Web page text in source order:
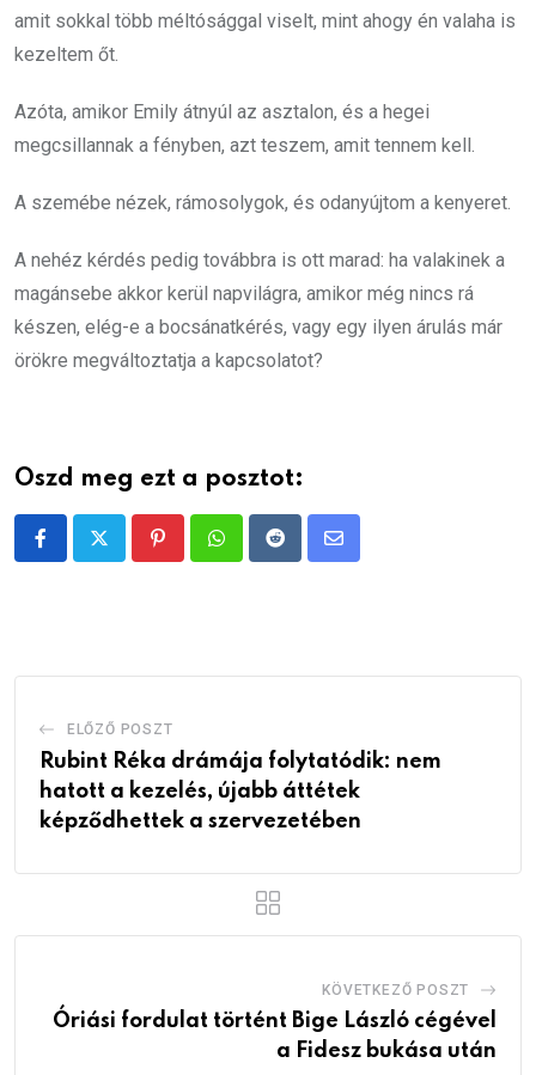
amit sokkal több méltósággal viselt, mint ahogy én valaha is
kezeltem őt.
Azóta, amikor Emily átnyúl az asztalon, és a hegei
megcsillannak a fényben, azt teszem, amit tennem kell.
A szemébe nézek, rámosolygok, és odanyújtom a kenyeret.
A nehéz kérdés pedig továbbra is ott marad: ha valakinek a
magánsebe akkor kerül napvilágra, amikor még nincs rá
készen, elég-e a bocsánatkérés, vagy egy ilyen árulás már
örökre megváltoztatja a kapcsolatot?
Oszd meg ezt a posztot:
PinterestWhatsappRedditShare
ELŐZŐ POSZT
Rubint Réka drámája folytatódik: nem
hatott a kezelés, újabb áttétek
képződhettek a szervezetében
KÖVETKEZŐ POSZT
Óriási fordulat történt Bige László cégével
a Fidesz bukása után